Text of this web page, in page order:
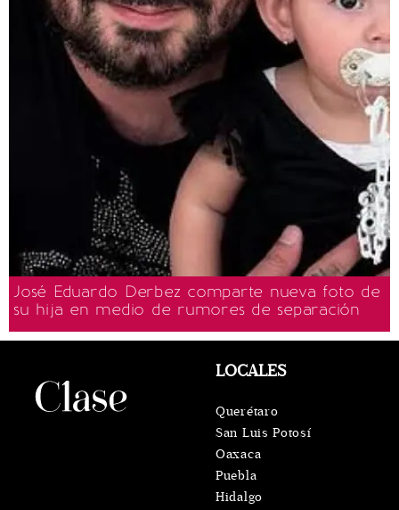
José Eduardo Derbez comparte nueva foto de
su hija en medio de rumores de separación
LOCALES
Querétaro
San Luis Potosí
Oaxaca
Puebla
Hidalgo